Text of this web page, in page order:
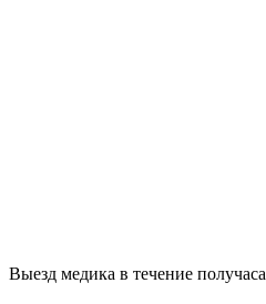
Выезд медика в течение получаса